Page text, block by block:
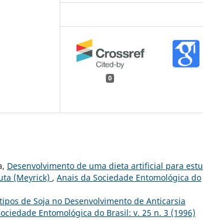
0
Desenvolvimento de uma dieta artificial para
(Meyrick) , Anais da Sociedade Entomológica do
de Soja no Desenvolvimento de Anticarsia
Entomológica do Brasil: v. 25 n. 3 (1996)